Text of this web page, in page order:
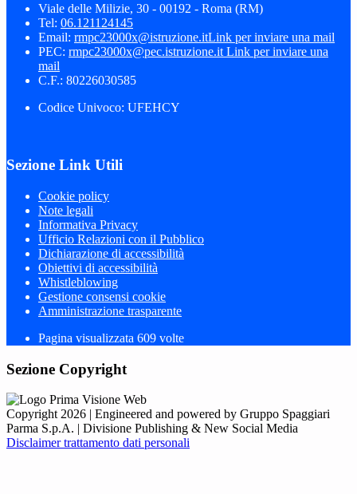
Viale delle Milizie, 30 - 00192 - Roma (RM)
Tel: 06.121124145
Email: rmpc23000x@istruzione.itLink per inviare una mail
PEC: rmpc23000x@pec.istruzione.it Link per inviare una
mail
C.F.: 80226030585
Codice Univoco: UFEHCY
Sezione Link Utili
Cookie policy
Note legali
Informativa Privacy
Ufficio Relazioni con il Pubblico
Dichiarazione di accessibilità
Obiettivi di accessibilità
Whistleblowing
Gestione consensi cookie
Amministrazione trasparente
Pagina visualizzata 609 volte
Sezione Copyright
Copyright 2026 | Engineered and powered by Gruppo Spaggiari
Parma S.p.A. | Divisione Publishing & New Social Media
Disclaimer trattamento dati personali